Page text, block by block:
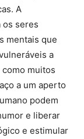
A
os seres
mentais que
​​a
muitos
a um aperto
podem
e liberar
e estimular